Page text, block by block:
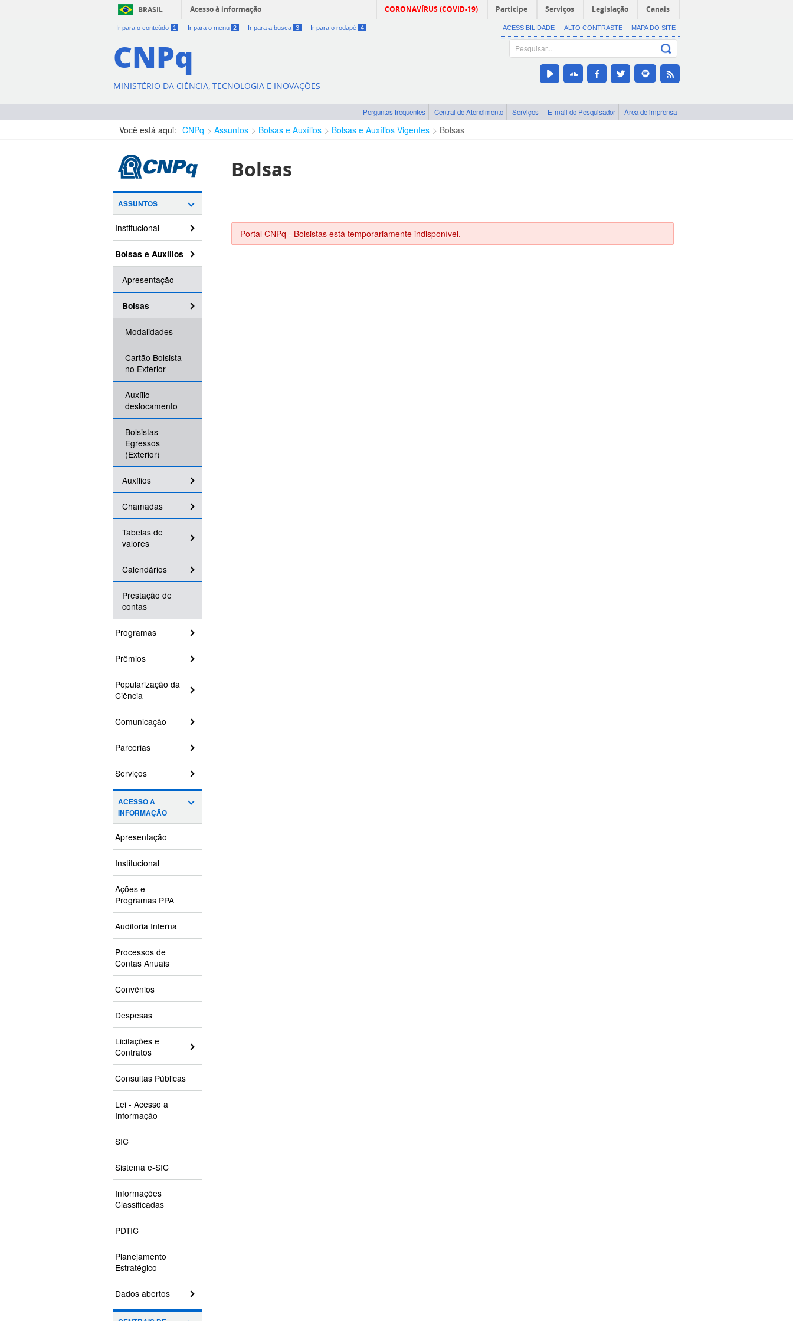
BRASIL Acesso à informação CORONAVÍRUS (COVID-19) Participe Serviços Legislação Canais
Ir para o conteúdo 1 Ir para o menu 2 Ir para a busca 3 Ir para o rodapé 4 ACESSIBILIDADE ALTO CONTRASTE MAPA DO SITE
CNPq
MINISTÉRIO DA CIÊNCIA, TECNOLOGIA E INOVAÇÕES
Perguntas frequentes Central de Atendimento Serviços E-mail do Pesquisador Área de imprensa
Você está aqui: CNPq Assuntos Bolsas e Auxílios Bolsas e Auxílios Vigentes Bolsas
ASSUNTOS
Institucional
Bolsas e Auxílios
Apresentação
Bolsas
Modalidades
Cartão Bolsista
no Exterior
Auxílio
deslocamento
Bolsistas
Egressos
(Exterior)
Auxílios
Chamadas
Tabelas de
valores
Calendários
Prestação de
contas
Programas
Prêmios
Popularização da
Ciência
Comunicação
Parcerias
Serviços
ACESSO À
INFORMAÇÃO
Apresentação
Institucional
Ações e
Programas PPA
Auditoria Interna
Processos de
Contas Anuais
Convênios
Despesas
Licitações e
Contratos
Consultas Públicas
Lei - Acesso a
Informação
SIC
Sistema e-SIC
Informações
Classificadas
PDTIC
Planejamento
Estratégico
Dados abertos
Bolsas
Portal CNPq - Bolsistas está temporariamente indisponível.